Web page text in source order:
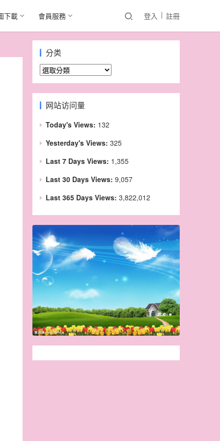
下載 會員服務 登入 註冊
分类
分
类
网站访问量
Today's Views: 132
Yesterday's Views: 325
Last 7 Days Views: 1,355
Last 30 Days Views: 9,057
Last 365 Days Views: 3,822,012